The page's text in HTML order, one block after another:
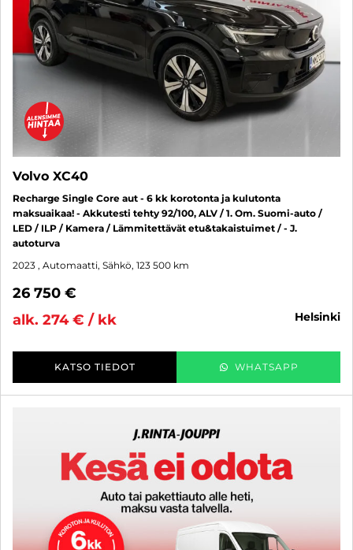
Volvo XC40
Recharge Single Core aut - 6 kk korotonta ja kulutonta
maksuaikaa! - Akkutesti tehty 92/100, ALV / 1. Om. Suomi-auto /
LED / ILP / Kamera / Lämmitettävät etu&takaistuimet / - J.
autoturva
2023 , Automaatti, Sähkö, 123 500 km
26 750 €
alk. 274 € / kk
helsinki
KATSO TIEDOT WHATSAPP